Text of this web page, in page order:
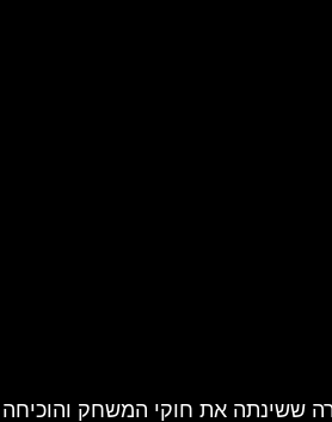
ששינתה את חוקי המשחק